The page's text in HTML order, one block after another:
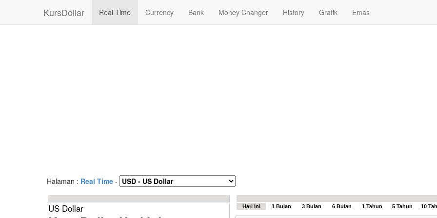
KursDollar Real Time Currency Bank Money Changer History Grafik Emas
Halaman : Real Time -
US Dollar Hari Ini 1 Bulan 3 Bulan 6 Bulan 1 Tahun 5 Tahun 10